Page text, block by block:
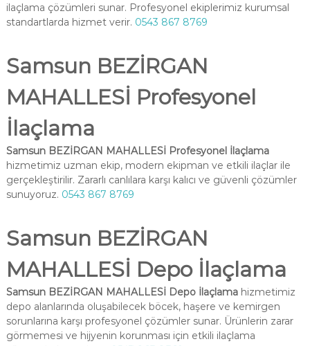
ilaçlama çözümleri sunar. Profesyonel ekiplerimiz kurumsal
standartlarda hizmet verir. 0543 867 8769
Samsun BEZİRGAN
MAHALLESİ Profesyonel
İlaçlama
Samsun BEZİRGAN MAHALLESİ Profesyonel İlaçlama
hizmetimiz uzman ekip, modern ekipman ve etkili ilaçlar ile
gerçekleştirilir. Zararlı canlılara karşı kalıcı ve güvenli çözümler
sunuyoruz. 0543 867 8769
Samsun BEZİRGAN
MAHALLESİ Depo İlaçlama
Samsun BEZİRGAN MAHALLESİ Depo İlaçlamahizmetimiz
depo alanlarında oluşabilecek böcek, haşere ve kemirgen
sorunlarına karşı profesyonel çözümler sunar. Ürünlerin zarar
görmemesi ve hijyenin korunması için etkili ilaçlama